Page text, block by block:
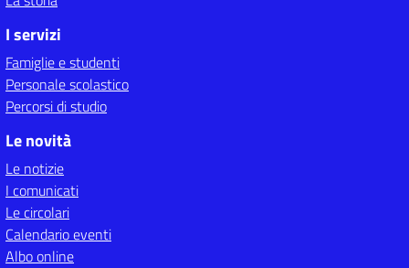
I servizi
Famiglie e studenti
Personale scolastico
Percorsi di studio
Le novità
Le notizie
I comunicati
Le circolari
Calendario eventi
Albo online